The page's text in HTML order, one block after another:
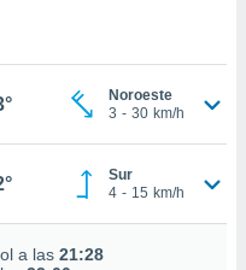
Noroeste
3 - 30 km/h
Sur
4 - 15 km/h
a las 21:28